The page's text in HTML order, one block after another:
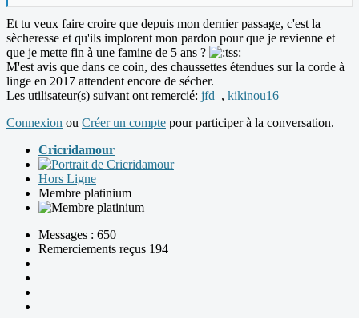
Et tu veux faire croire que depuis mon dernier passage, c'est la
sècheresse et qu'ils implorent mon pardon pour que je revienne et
que je mette fin à une famine de 5 ans ?
M'est avis que dans ce coin, des chaussettes étendues sur la corde à
linge en 2017 attendent encore de sécher.
Les utilisateur(s) suivant ont remercié: jfd_ , kikinou16
Connexion ou Créer un compte pour participer à la conversation.
Cricridamour
Hors Ligne
Membre platinium
Messages : 650
Remerciements reçus 194